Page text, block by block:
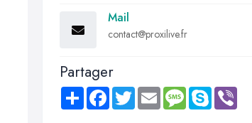
Mail
contact@proxilive.fr
Partager
Share FacebookTwitter Email MessageSkype